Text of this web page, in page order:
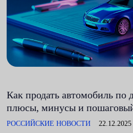
Как продать автомобиль по
плюсы, минусы и
РОССИЙСКИЕ НОВОСТИ 22.12.2025